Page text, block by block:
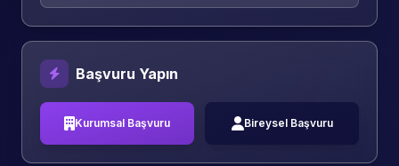
Başvuru Yapın
Kurumsal Başvuru Bireysel Başvuru